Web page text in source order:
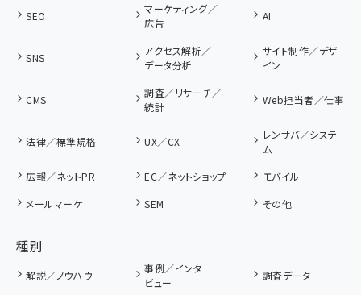
SEO
マーケティング／
広告
AI
SNS
アクセス解析／
データ分析
サイト制作／デザ
イン
CMS
調査／リサーチ／
統計
Web担当者／仕事
法律／標準規格 UX／CX
レンサバ／システ
ム
広報／ネットPR
EC／ネットショップ
モバイル
メールマーケ
SEM その他
種別
解説／ノウハウ
事例／インタ
ビュー
調査データ